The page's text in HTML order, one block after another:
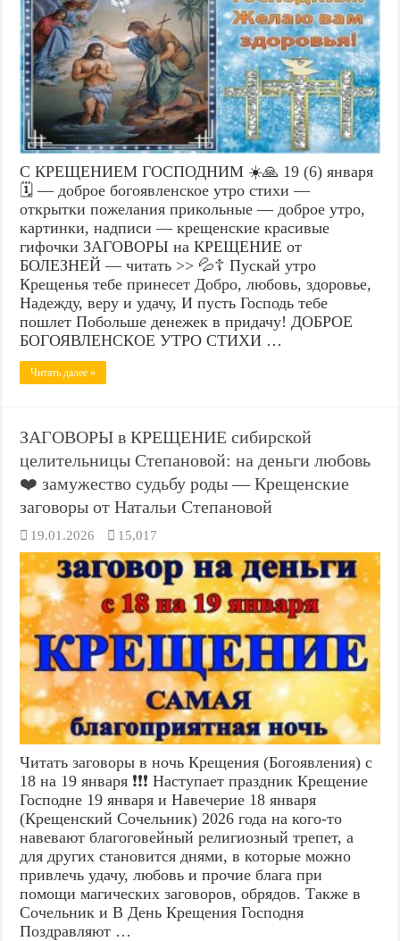
С КРЕЩЕНИЕМ ГОСПОДНИМ ☀️🙏 19 (6) января
🗓️ — доброе богоявленское утро стихи —
открытки пожелания прикольные — доброе утро,
картинки, надписи — крещенские красивые
гифочки ЗАГОВОРЫ на КРЕЩЕНИЕ от
БОЛЕЗНЕЙ — читать >> 💦☦️ Пускай утро
Крещенья тебе принесет Добро, любовь, здоровье,
Надежду, веру и удачу, И пусть Господь тебе
пошлет Побольше денежек в придачу! ДОБРОЕ
БОГОЯВЛЕНСКОЕ УТРО СТИХИ …
Читать далее »
ЗАГОВОРЫ в КРЕЩЕНИЕ сибирской
целительницы Степановой: на деньги любовь
❤️ замужество судьбу роды — Крещенские
заговоры от Натальи Степановой
19.01.2026 15,017
Читать заговоры в ночь Крещения (Богоявления) с
18 на 19 января ❗❗❗ Наступает праздник Крещение
Господне 19 января и Навечерие 18 января
(Крещенский Сочельник) 2026 года на кого-то
навевают благоговейный религиозный трепет, а
для других становится днями, в которые можно
привлечь удачу, любовь и прочие блага при
помощи магических заговоров, обрядов. Также в
Сочельник и В День Крещения Господня
Поздравляют …